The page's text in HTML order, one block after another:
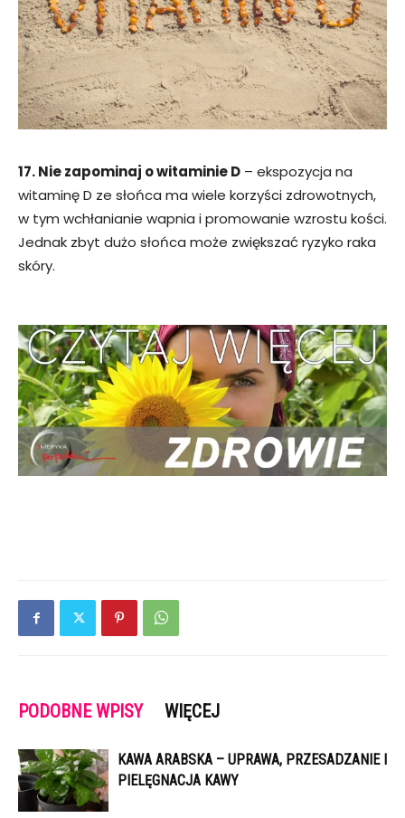
17. Nie zapominaj o witaminie D – ekspozycja na
witaminę D ze słońca ma wiele korzyści zdrowotnych,
w tym wchłanianie wapnia i promowanie wzrostu kości.
Jednak zbyt dużo słońca może zwiększać ryzyko raka
skóry.
PODOBNE WPISY WIĘCEJ
KAWA ARABSKA – UPRAWA, PRZESADZANIE I
PIELĘGNACJA KAWY